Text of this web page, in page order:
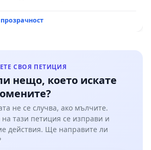
СВОЯ ПЕТИЦИЯ
нещо, което искате
не се случва, ако мълчите.
на тази петиция се изправи и
действия. Ще направите ли